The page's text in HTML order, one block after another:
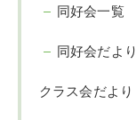
同好会一覧
同好会だより
クラス会だより